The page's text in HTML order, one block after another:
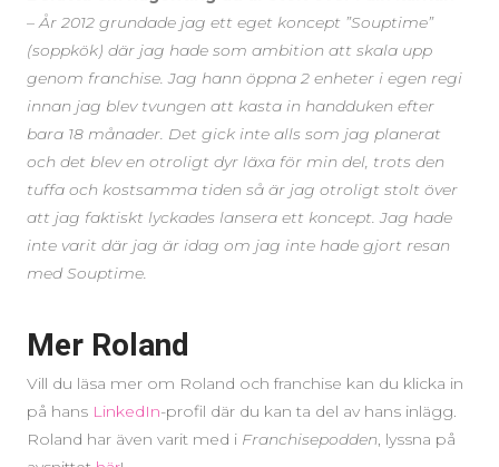
–År 2012 grundade jag ett eget koncept ”Souptime”
(soppkök) där jag hade som ambition att skala upp
genom franchise. Jag hann öppna 2 enheter i egen regi
innan jag blev tvungen att kasta in handduken efter
bara 18 månader. Det gick inte alls som jag planerat
och det blev en otroligt dyr läxa för min del, trots den
tuffa och kostsamma tiden så är jag otroligt stolt över
att jag faktiskt lyckades lansera ett koncept. Jag hade
inte varit där jag är idag om jag inte hade gjort resan
med Souptime.
Mer Roland
Vill du läsa mer om Roland och franchise kan du klicka in
på hans LinkedIn-profil där du kan ta del av hans inlägg.
Roland har även varit med i Franchisepodden , lyssna på